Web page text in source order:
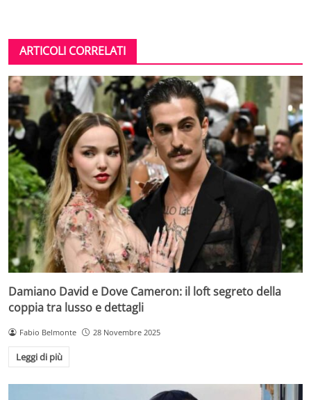
ARTICOLI CORRELATI
Damiano David e Dove Cameron: il loft segreto della
coppia tra lusso e dettagli
Fabio Belmonte 28 Novembre 2025
Leggi di più